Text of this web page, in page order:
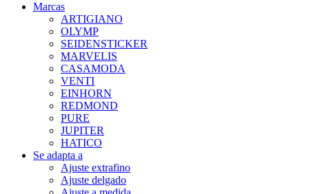
Marcas
ARTIGIANO
OLYMP
SEIDENSTICKER
MARVELIS
CASAMODA
VENTI
EINHORN
REDMOND
PURE
JUPITER
HATICO
Se adapta a
Ajuste extrafino
Ajuste delgado